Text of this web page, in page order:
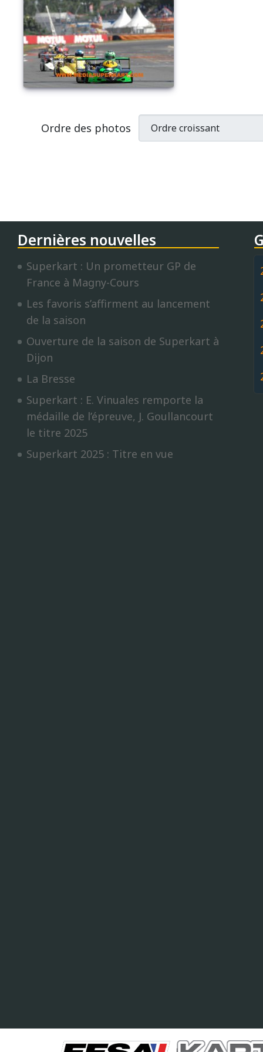
Ordre des photos
Dernières nouvelles
Superkart : Un prometteur GP de
France à Magny-Cours
Les favoris s’affirment au lancement
de la saison
Ouverture de la saison de Superkart à
Dijon
La Bresse
Superkart : E. Vinuales remporte la
médaille de l’épreuve, J. Goullancourt
le titre 2025
Superkart 2025 : Titre en vue